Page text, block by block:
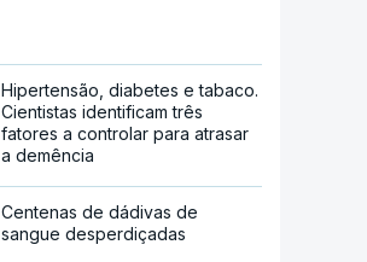
Hipertensão, diabetes e tabaco.
Cientistas identificam três
fatores a controlar para atrasar
a demência
Centenas de dádivas de
sangue desperdiçadas